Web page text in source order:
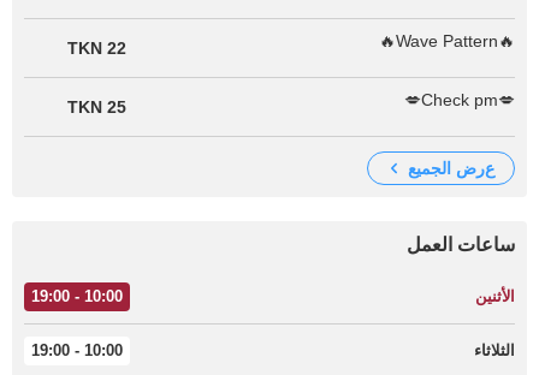
🔥Wave Pattern🔥
22 TKN
💋Check pm💋
25 TKN
عرض الجميع
ساعات العمل
الأثنين 10:00 - 19:00
الثلاثاء 10:00 - 19:00